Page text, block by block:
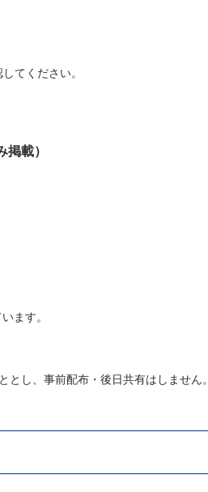
てください。
載）
ます。
し、事前配布・後日共有はしません。